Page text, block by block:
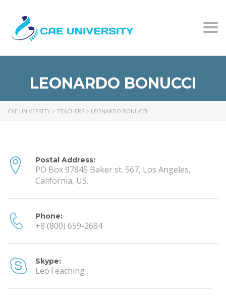
LEONARDO BONUCCI
CAE UNIVERSITY > TEACHERS > LEONARDO BONUCCI
Postal Address:
PO Box 97845 Baker st. 567, Los Angeles,
California, US.
Phone:
+8 (800) 659-2684
Skype:
LeoTeaching